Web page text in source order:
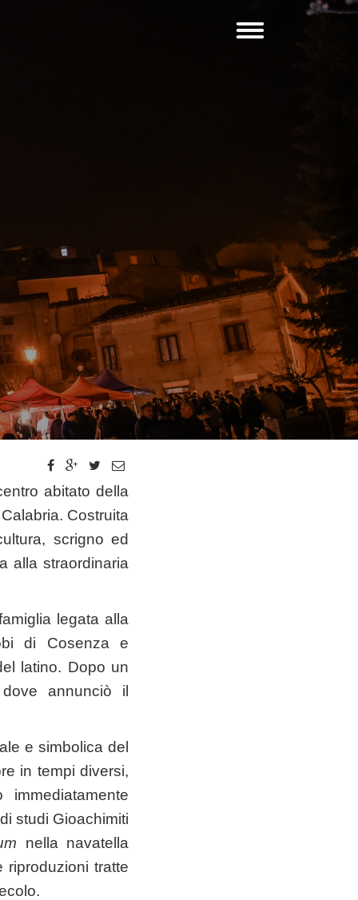
abitato della
Costruita
scrigno ed
alla straordinaria
legata alla
di Cosenza e
latino. Dopo un
annunciò il
e simbolica del
in tempi diversi,
studi Gioachimiti
nella navatella
tratte